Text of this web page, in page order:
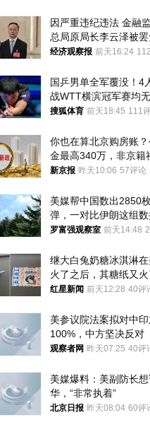
因严重违纪违法 金融
总局原局长李云泽被罢
国人大代表
经济观察报 前天16:24
国乒男单全军覆没！4
战WTT横滨冠军赛均无
八强
搜狐体育 前天18:45 111
你也在算北京购房账
金最高340万，非京籍
1年
新京报 昨天10:06 57评论
美媒帮中国数出2850
弹，一对比伊朗这组数
发现出大事了
罗富强观察室 前天14:48
继大白兔奶糖冰淇淋在
火了之后，其糖纸又火
海外博主盛赞：平面设
红星新闻 前天12:28 40评
美参议院法案拟对中
100%，中方坚决反对
观察者网 昨天07:25 40评
美媒爆料：美副防长
华，“非常执着”
北京日报 昨天08:04 60评